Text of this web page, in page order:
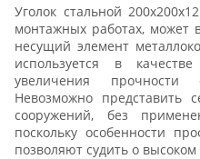
Уголок стальной
монтажных работах, может
несущий элемент
используется в
увеличения прочности
Невозможно представить
сооружений, без
поскольку особенности
позволяют судить о